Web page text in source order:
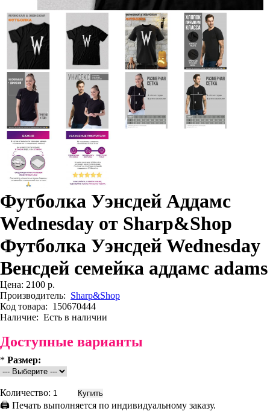
Футболка Уэнсдей Аддамс
Wednesday от Sharp&Shop
Футболка Уэнсдей Wednesday
Венсдей семейка аддамс adams
Цена: 2100 р.
Производитель: Sharp&Shop
Код товара: 150670444
Наличие: Есть в наличии
Доступные варианты
* Размер:
Количество:
🖨 Печать выполняется по индивидуальному заказу.